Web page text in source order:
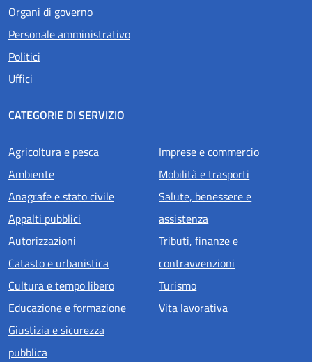
Organi di governo
Personale amministrativo
Politici
Uffici
CATEGORIE DI SERVIZIO
Agricoltura e pesca
Ambiente
Anagrafe e stato civile
Appalti pubblici
Autorizzazioni
Catasto e urbanistica
Cultura e tempo libero
Educazione e formazione
Giustizia e sicurezza
pubblica
Imprese e commercio
Mobilità e trasporti
Salute, benessere e
assistenza
Tributi, finanze e
contravvenzioni
Turismo
Vita lavorativa